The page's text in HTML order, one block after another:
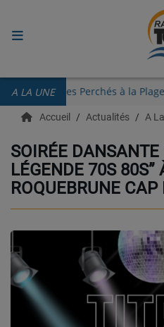
A LA UNE
Guinguettes des Perchés à la
RADIO
ECOUTER
RECHERCHE DE TITRES
TÉLÉCHARGER
EMISSIONS
LIVE DJ
EQUIPES
CONTACT
Accueil Actualités A
SOIRÉE DANSANTE
LÉGENDE 70S 80S”
ROQUEBRUNE CAP